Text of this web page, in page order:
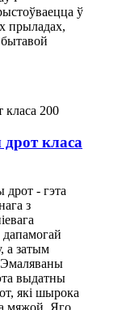
ў
прыладах,
бытавой
класа
- гэта
з
а затым
выдатны
які шырока